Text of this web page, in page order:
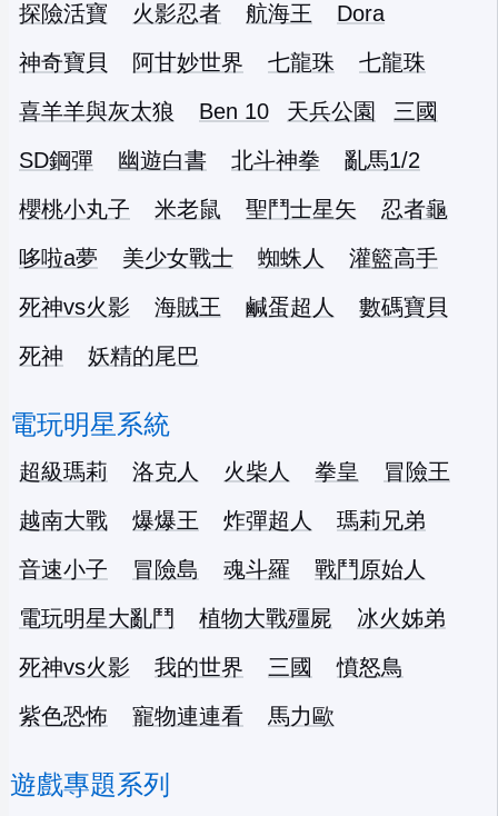
探險活寶 火影忍者 航海王
Dora
神奇寶貝
阿甘妙世界 七龍珠
七龍珠
喜羊羊與灰太狼
Ben 10 天兵公園
三國
SD鋼彈
幽遊白書 北斗神拳
亂馬1/2
櫻桃小丸子
米老鼠 聖鬥士星矢
忍者龜
哆啦a夢
美少女戰士 蜘蛛人
灌籃高手
死神vs火影
海賊王 鹹蛋超人
數碼寶貝
死神
妖精的尾巴
電玩明星系統
超級瑪莉 洛克人 火柴人 拳皇
冒險王
越南大戰
爆爆王 炸彈超人
瑪莉兄弟
音速小子
冒險島 魂斗羅
戰鬥原始人
電玩明星大亂鬥
植物大戰殭屍
冰火姊弟
死神vs火影
我的世界 三國
憤怒鳥
紫色恐怖
寵物連連看 馬力歐
遊戲專題系列